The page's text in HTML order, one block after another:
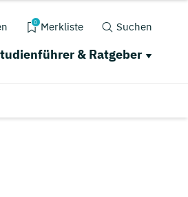
0 Merkliste Suchen
& Ratgeber